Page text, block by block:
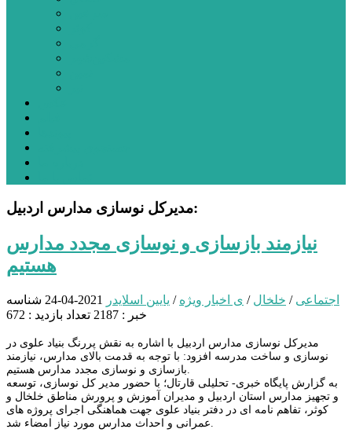
مدیرکل نوسازی مدارس اردبیل:
نیازمند بازسازی و نوسازی مجدد مدارس
هستیم
اجتماعی / خلخال / ی اخبار ویژه / یایین اسلایدر 2021-04-24
شناسه
خبر : 2187
تعداد بازدید : 672
مدیرکل نوسازی مدارس اردبیل با اشاره به نقش پررنگ بنیاد علوی در
نوسازی و ساخت مدرسه افزود: با توجه به قدمت بالای مدارس، ‌نیازمند
به گزارش پایگاه خبری- تحلیلی قارتال؛ با حضور مدیر کل نوسازی، توسعه
و تجهیز مدارس استان اردبیل و مدیران آموزش و پرورش مناطق خلخال و
کوثر، تفاهم نامه ای در دفتر بنیاد علوی جهت هماهنگی اجرای پروژه های